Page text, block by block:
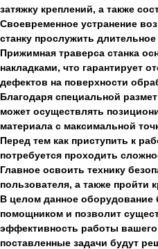
затяжку креплений, а также
Своевременное устранение
станку прослужить
Прижимная траверса станка
накладками, что гарантирует
дефектов на поверхности
Благодаря специальной
может осуществлять
материала с максимальной
Перед тем как приступить к
потребуется проходить
Главное освоить технику
пользователя, а также пройти
В целом данное оборудование
помощником и позволит
эффективность работы
поставленные задачи будут